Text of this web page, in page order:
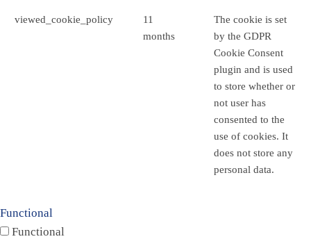
viewed_cookie_policy
11
months
The cookie is set
by the GDPR
Cookie Consent
plugin and is used
to store whether or
not user has
consented to the
use of cookies. It
does not store any
personal data.
Functional
Functional